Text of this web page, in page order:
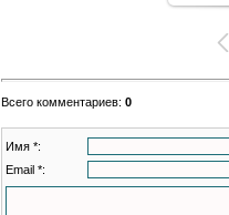
Всего комментариев: 0
Имя *:
Email *: